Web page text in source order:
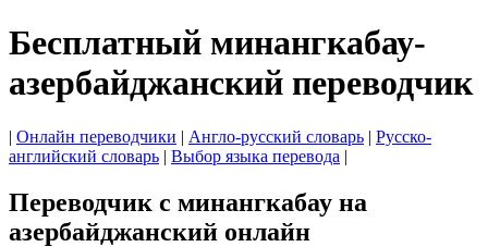
Бесплатный минангкабау-
азербайджанский переводчик
| Онлайн переводчики | Англо-русский словарь | Русско-
английский словарь | Выбор языка перевода |
Переводчик с минангкабау на
азербайджанский онлайн